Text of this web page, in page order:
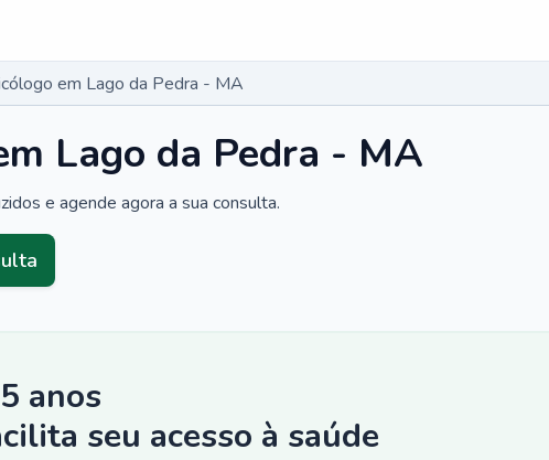
em Lago da Pedra - MA
Lago da Pedra - MA
e agende agora a sua consulta.
anos
seu acesso à saúde